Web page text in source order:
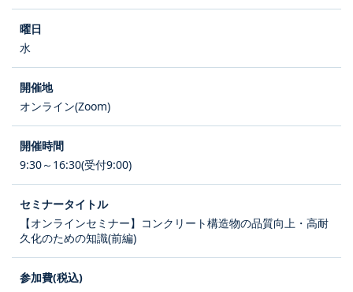
水
オンライン(Zoom)
9:30～16:30(受付9:00)
【オンラインセミナー】コンクリート構造物の品質向上・高耐
久化のための知識(前編)